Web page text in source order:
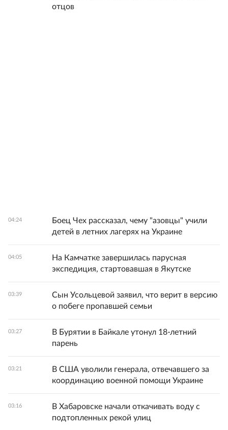
отцов
04:24
Боец Чех рассказал, чему "азовцы" учили
детей в летних лагерях на Украине
04:05
На Камчатке завершилась парусная
экспедиция, стартовавшая в Якутске
03:39
Сын Усольцевой заявил, что верит в версию
о побеге пропавшей семьи
03:27
В Бурятии в Байкале утонул 18-летний
парень
03:21
В США уволили генерала, отвечавшего за
координацию военной помощи Украине
03:16
В Хабаровске начали откачивать воду с
подтопленных рекой улиц